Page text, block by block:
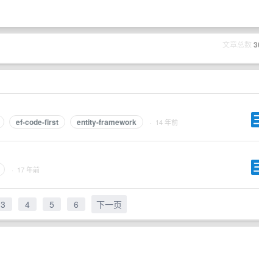
文章总数
ef-code-first entity-framework · 14 年前
· 17 年前
3 4 5 6 下一页